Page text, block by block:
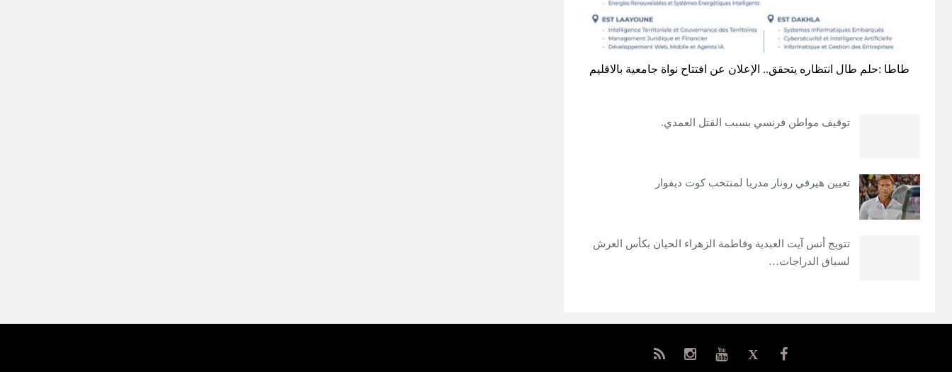
طاطا :حلم طال انتظاره يتحقق.. الإعلان عن افتتاح نواة جامعية بالاقليم
توقيف مواطن فرنسي بسبب القتل العمدي.
تعيين هيرفي رونار مدربا لمنتخب كوت ديفوار
تتويج أنس آيت العبدية وفاطمة الزهراء الحيان بكأس العرش
لسباق الدراجات…